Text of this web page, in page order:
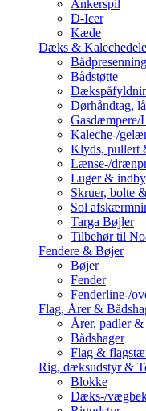
Ankerspil
D-Icer
Kæde
Dæks & Kalechedele
Bådstøtte
Dørhåndtag,
Gasdæmpere/
Kaleche-/
Klyds, pullert
Lænse-/
Luger &
Skruer, bolte
Sol
Targa Bøjler
Tilbehør til
Fendere & Bøjer
Bøjer
Fender
Fenderline-/
Flag, Årer &
Årer, padler &
Bådshager
Flag &
Rig, dæksudstyr &
Blokke
Dæks-/